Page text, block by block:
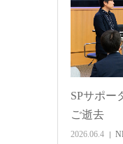
SPサポー
ご逝去
2026.06.4